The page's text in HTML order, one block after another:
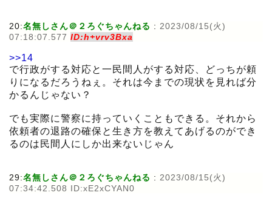
20:名無しさん＠２ろぐちゃんねる : 2023/08/15(火)
07:18:07.577 ID:h+vrv3Bxa
>>14
で行政がする対応と一民間人がする対応、どっちが頼
りになるだろうねぇ。それは今までの現状を見れば分
かるんじゃない？
でも実際に警察に持っていくこともできる。それから
依頼者の退路の確保と生き方を教えてあげるのができ
るのは民間人にしか出来ないじゃん
29:名無しさん＠２ろぐちゃんねる : 2023/08/15(火)
07:34:42.508 ID:xE2xCYAN0